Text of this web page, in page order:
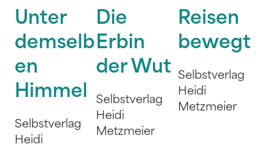
Unter
demselb
en
Himmel
Selbstverlag
Heidi
Die
Erbin
der Wut
Selbstverlag
Heidi
Metzmeier
Reisen
bewegt
Selbstverlag
Heidi
Metzmeier